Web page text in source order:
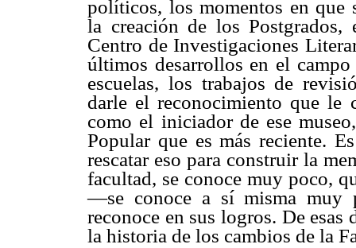
políticos, los momentos en que
la creación de los
Centro de Investigaciones
últimos desarrollos en el
escuelas, los trabajos de
darle el reconocimiento que le
como el iniciador de ese
Popular que es más reciente.
rescatar eso para construir la
facultad, se conoce muy poco,
—se conoce a sí misma muy
reconoce en sus logros. De esas
la historia de los cambios de la